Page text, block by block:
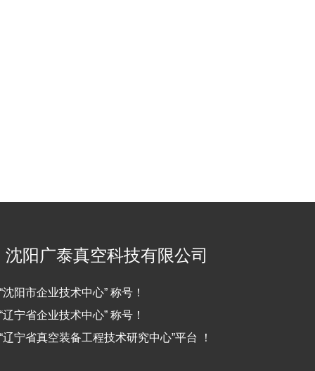
沈阳广泰真空科技有限公司
“沈阳市企业技术中心” 称号！
“辽宁省企业技术中心” 称号！
“辽宁省真空装备工程技术研究中心”平台 ！